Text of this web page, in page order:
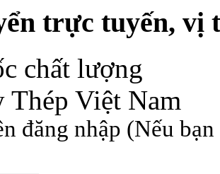
trực tuyến, vị
chất lượng
Thép Việt Nam
đăng nhập (Nếu